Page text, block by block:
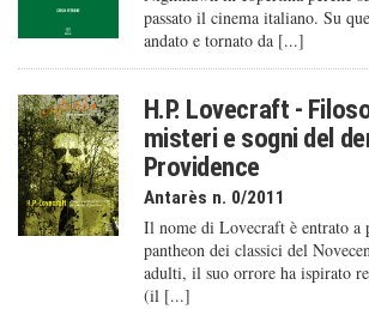
passato il cinema italiano. Su
andato e tornato da [...]
H.P. Lovecraft -
misteri e sogni del
Providence
Antarès n. 0/2011
Il nome di Lovecraft è entrato a
pantheon dei classici del
adulti, il suo orrore ha ispirato
(il [...]